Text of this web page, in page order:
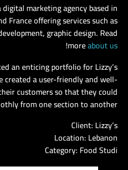
marketing agency based in
France offering services such as
graphic design. Read
moreabout us
!
an enticing portfolio for Lizzy’s
created a user-friendly and well-
customers so that they could
from one section to another.
Client: Lizzy’s
Location: Lebanon
Category: Food Studi